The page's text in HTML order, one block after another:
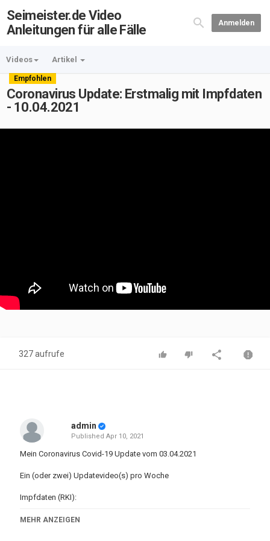
Seimeister.de Video
Anleitungen für alle Fälle
Anmelden
Videos Artikel
Empfohlen
Coronavirus Update: Erstmalig mit Impfdaten
- 10.04.2021
327 aufrufe
admin
Published Apr 10, 2021
Mein Coronavirus Covid-19 Update vom 03.04.2021
Ein (oder zwei) Updatevideo(s) pro Woche
Impfdaten (RKI):
https://www.rki.de/DE/Content/InfAZ/N/Neuartiges_Coronavirus/
MEHR ANZEIGEN